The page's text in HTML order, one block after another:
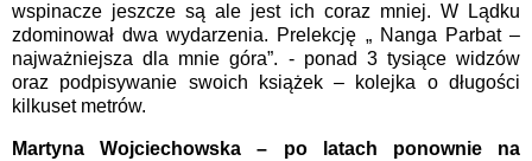
wspinacze jeszcze są ale jest ich coraz mniej. W Lądku
zdominował dwa wydarzenia. Prelekcję „ Nanga Parbat –
najważniejsza dla mnie góra”. - ponad 3 tysiące widzów
oraz podpisywanie swoich książek – kolejka o długości
kilkuset metrów.
Martyna Wojciechowska – po latach ponownie na